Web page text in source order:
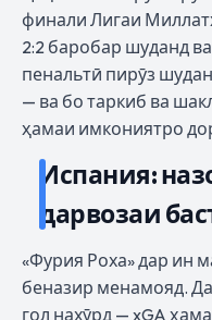
финали Лигаи
2:2 баробар шуданд
пенальтӣ пирӯз
— ва бо таркиб ва
ҳамаи имкониятро
Испания:
дарвозаи
«Фурия Роха» дар ин
беназир менамояд.
гол нахӯрд — xGA